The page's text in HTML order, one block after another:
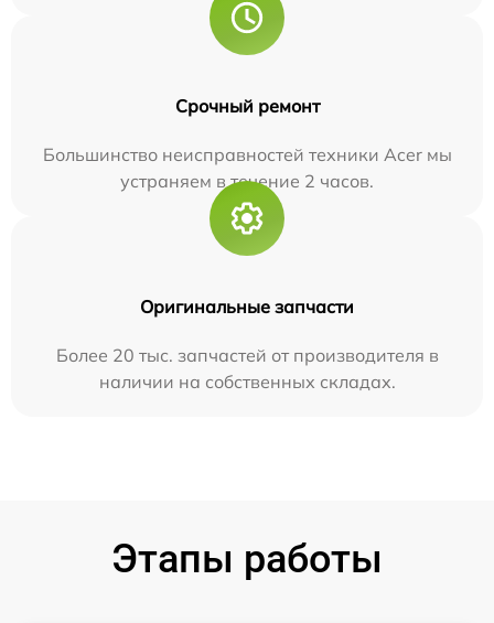
Срочный ремонт
Большинство неисправностей техники Acer мы
устраняем в течение 2 часов.
Оригинальные запчасти
Более 20 тыс. запчастей от производителя в
наличии на собственных складах.
Этапы работы